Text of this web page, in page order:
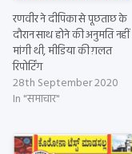
रणवीर ने दीपिका से पूछताछ के
दौरान साथ होने की अनुमति नहीं
मांगी थी, मीडिया की ग़लत
रिपोर्टिंग
28th September 2020
In "समाचार"